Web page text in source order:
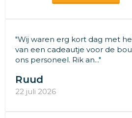
"Wij waren erg kort dag met
van een cadeautje voor de
ons personeel. Rik an..."
Ruud
22 juli 2026